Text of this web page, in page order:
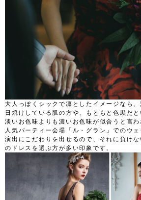
大人っぽくシックで凛としたイメージなら、
日焼けしている肌の方や、もともと色黒だ
淡いお色味よりも濃いお色味が似合うと言わ
人気パーティー会場「ル・グラン」でのウ
演出にこだわりを出せるので、それに負け
のドレスを選ぶ方が多い印象です。